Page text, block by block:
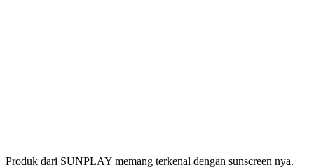
Produk dari SUNPLAY memang terkenal dengan sunscreen nya.